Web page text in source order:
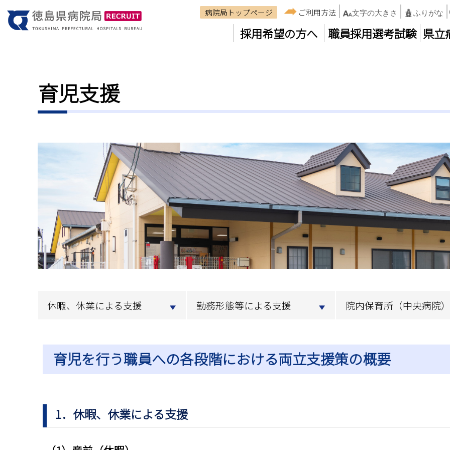
病院局トップページ ご利用方法 文字の大きさ ふりがな
採用希望の方へ 職員採用選考試験 県立
育児支援
休暇、休業による支援 勤務形態等による支援 院内保育所（中央病院
育児を行う職員への各段階における両立支援策の概要
1．休暇、休業による支援